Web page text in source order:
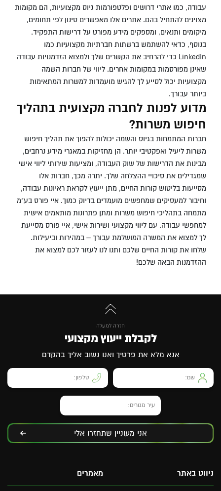
עבודה, כמו אתרי דרושים ופלטפורמות גיוס מקצועיות, הם מקומות
מצוינים להתחיל בהם. אתרים אלו מאפשרים סינון לפי תחומים,
מיקומים ותנאים, ומספקים מידע מפורט על דרישות התפקיד.
בנוסף, כדאי להשתמש ברשתות חברתיות מקצועיות כמו
LinkedIn כדי להרחיב את הקשרים שלך ולמצוא הזדמנויות עבודה
שאינן מפורסמות במקומות אחרים. ליווי של חברות השמה
מקצועיות יכול לסייע לך להגיש מועמדות למשרות המתאימות
ביותר עבורך.
מדוע לפנות לחברה מקצועית בתהליך
חיפוש משרות?
חברות המתמחות בגיוס והשמה יכולות להפוך את תהליך חיפוש
משרות ליעיל ואפקטיבי יותר. הן מחזיקות במאגרי מידע נרחבים,
מבינות את הדרישות של שוק העבודה, ומציעות שירותי ליווי אישי
שמגדילים את סיכויי ההצלחה שלך. יתרה מכך, חברות אלו
מסייעות בליטוש קורות החיים, מתן ייעוץ לקראת ראיונות עבודה,
וחיבור למעסיקים שמחפשים מועמדים בדיוק כמוך. איי פורס בע"מ
מתמחה בתהליכי חיפוש משרות ומתן פתרונות מותאמים אישית
למחפשי עבודה. עם ליווי מקצועי ושירות אישי, איי פורס מסייעת
לך למצוא את המשרה המושלמת עבורך – במהירות וביעילות.
שלחו את קורות החיים שלכם ותנו לנו לעזור לכם למצוא את
ההזדמנות הבאה שלכם!
לקבלת ייעוץ מקצועי
אנא מלא את פרטיך ואנו נשוב אליך בהקדם
אני מעוניין שתחזרו אלי
ניווט באתר מאמרים